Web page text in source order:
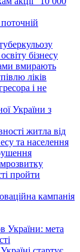
бізнесу
вмирають
ліків
і не
України з
житла від
та населення
пройти
кампанія
України: мета